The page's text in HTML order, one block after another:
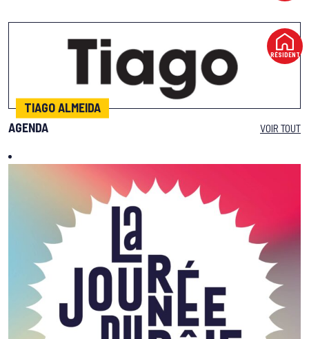
RÉSIDENT
TIAGO ALMEIDA
AGENDA
VOIR TOUT